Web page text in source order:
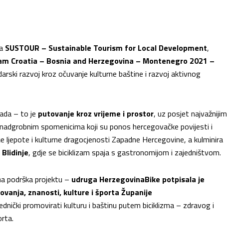
SUSTOUR – Sustainable Tourism for Local Development,
Croatia – Bosnia and Herzegovina – Montenegro 2021 –
razvoj kroz očuvanje kulturne baštine i razvoj aktivnog
– to je putovanje kroz vrijeme i prostor, uz posjet najvažnijim
spomenicima koji su ponos hercegovačke povijesti i
ljepote i kulturne dragocjenosti Zapadne Hercegovine, a kulminira
, gdje se biciklizam spaja s gastronomijom i zajedništvom.
podrška projektu – udruga HerzegovinaBike potpisala je
znanosti, kulture i športa Županije
promovirati kulturu i baštinu putem biciklizma – zdravog i